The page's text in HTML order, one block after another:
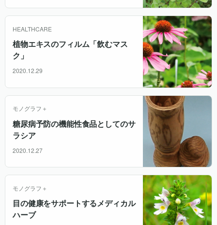
HEALTHCARE
植物エキスのフィルム「飲むマス
ク」
2020.12.29
モノグラフ＋
糖尿病予防の機能性食品としてのサ
ラシア
2020.12.27
モノグラフ＋
目の健康をサポートするメディカル
ハーブ